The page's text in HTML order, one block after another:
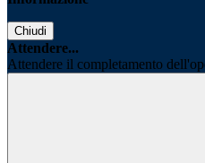
Chiudi
Attendere...
Attendere il completamento